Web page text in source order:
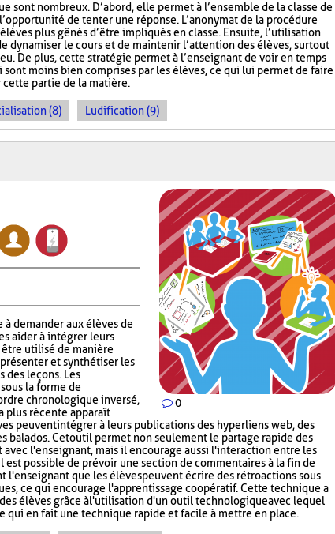
sont nombreux. D’abord, elle permet à l’ensemble de la classe de
de tenter une réponse. L’anonymat de la procédure
plus gênés d’être impliqués en classe. Ensuite, l’utilisation
dynamiser le cours et de maintenir l’attention des élèves, surtout
De plus, cette stratégie permet à l’enseignant de voir en temps
moins bien comprises par les élèves, ce qui lui permet de faire
partie de la matière.
(8) Ludification (9)
0
à demander aux élèves de
aider à intégrer leurs
utilisé de manière
et synthétiser les
des leçons. Les
la forme de
chronologique inversé,
plus récente apparaît
peuvent intégrer à leurs publications des hyperliens web, des
balados. Cet outil permet non seulement le partage rapide des
l'enseignant, mais il encourage aussi l'interaction entre les
possible de prévoir une section de commentaires à la fin de
l'enseignant que les élèves peuvent écrire des rétroactions sous
ce qui encourage l'apprentissage coopératif. Cette technique a
élèves grâce à l'utilisation d'un outil technologique avec lequel
qui en fait une technique rapide et facile à mettre en place.